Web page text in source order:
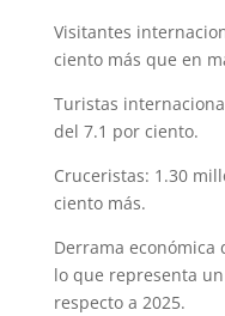
Visitantes
ciento más que en
Turistas
del 7.1 por ciento.
Cruceristas: 1.30
ciento más.
Derrama económica
lo que representa
respecto a 2025.